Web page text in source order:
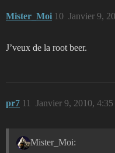
Mister_Moi Janvier 9,
10
J’veux de la root beer.
pr7 Janvier 9, 2010, 4:35
11
Mister_Moi: